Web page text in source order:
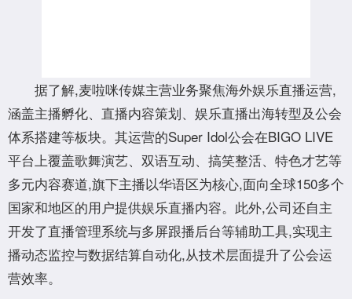
据了解,麦啦咪传媒主营业务聚焦海外娱乐直播运营,
涵盖主播孵化、直播内容策划、娱乐直播出海转型及公会
体系搭建等板块。其运营的Super Idol公会在BIGO LIVE
平台上覆盖歌舞演艺、双语互动、搞笑整活、特色才艺等
多元内容赛道,旗下主播以华语区为核心,面向全球150多个
国家和地区的用户提供娱乐直播内容。此外,公司还自主
开发了直播管理系统与多屏跟播后台等辅助工具,实现主
播动态监控与数据结算自动化,从技术层面提升了公会运
营效率。